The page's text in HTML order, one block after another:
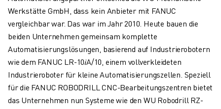
Werkstätte GmbH, dass kein Anbieter mit FANUC
vergleichbar war. Das war im Jahr 2010. Heute bauen die
beiden Unternehmen gemeinsam komplette
Automatisierungslösungen, basierend auf Industrierobotern
wie dem FANUC LR-10𝑖A/10, einem vollverkleideten
Industrieroboter für kleine Automatisierungszellen. Speziell
für die FANUC ROBODRILL CNC-Bearbeitungszentren bietet
das Unternehmen nun Systeme wie den WU Robodrill RZ-